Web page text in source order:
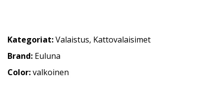
Kategoriat:Valaistus, Kattovalaisimet
Brand: Euluna
Color:valkoinen